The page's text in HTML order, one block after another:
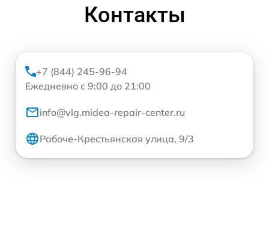
Контакты
+7 (844) 245-96-94
Ежедневно с 9:00 до 21:00
info@vlg.midea-repair-center.ru
Рабоче-Крестьянская улица, 9/3